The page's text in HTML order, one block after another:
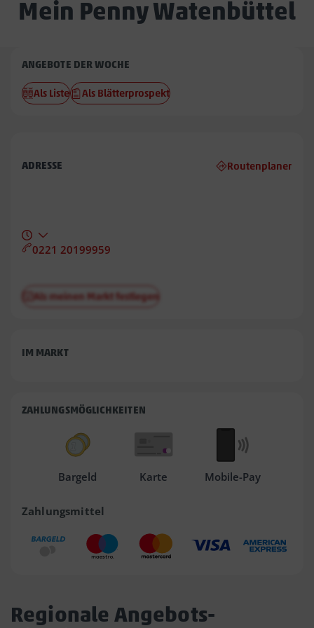
Mein Penny Watenbüttel
Penny
Watenbüttel
ANGEBOTE DER WOCHE
Als Liste Als Blätterprospekt
ADRESSE Routenplaner
0221 20199959
Als meinen Markt festlegen
IM MARKT
ZAHLUNGSMÖGLICHKEITEN
Bargeld Karte Mobile-Pay
Zahlungsmittel
Regionale Angebots-